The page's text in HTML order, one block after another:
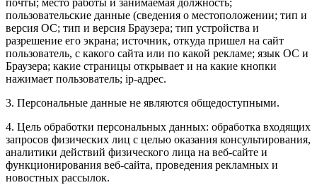
почты; место работы и занимаемая должность;
пользовательские данные (сведения о местоположении; тип и
версия ОС; тип и версия Браузера; тип устройства и
разрешение его экрана; источник, откуда пришел на сайт
пользователь, с какого сайта или по какой рекламе; язык ОС и
Браузера; какие страницы открывает и на какие кнопки
нажимает пользователь; ip-адрес.
3. Персональные данные не являются общедоступными.
4. Цель обработки персональных данных: обработка входящих
запросов физических лиц с целью оказания консультирования,
аналитики действий физического лица на веб-сайте и
функционирования веб-сайта, проведения рекламных и
новостных рассылок.